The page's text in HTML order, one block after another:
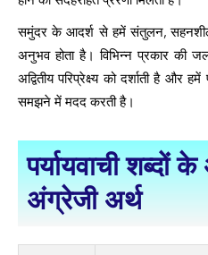
समुंदर के आदर्श से हमें संतुलन,
अनुभव होता है। विभिन्न प्रकार की
अद्वितीय परिप्रेक्ष्य को दर्शाती है और
समझने में मदद करती है।
पर्यायवाची
अंग्रेजी अर्थ ​​​​